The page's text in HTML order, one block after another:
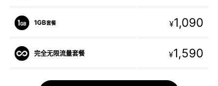
1GB套餐 ¥1,090
完全无限流量套餐 ¥1,590